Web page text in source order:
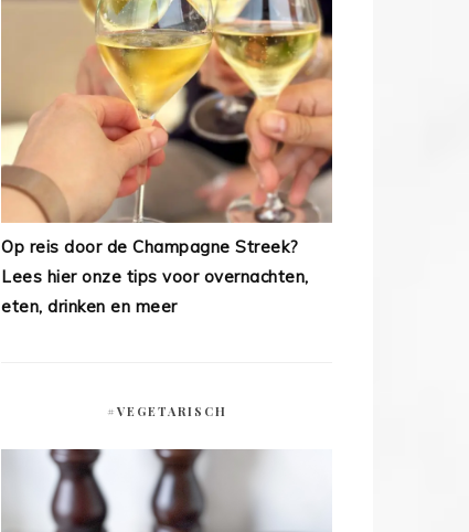
Op reis door de Champagne Streek?
Lees hier onze tips voor overnachten,
eten, drinken en meer
#VEGETARISCH